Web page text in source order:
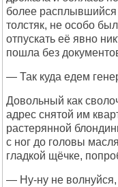
более
толстяк, не особо
отпускать её явно
пошла без
— Так куда едем
Довольный как
адрес снятой им
растерянной
с ног до головы
гладкой щёчке,
— Ну-ну не волнуйся,